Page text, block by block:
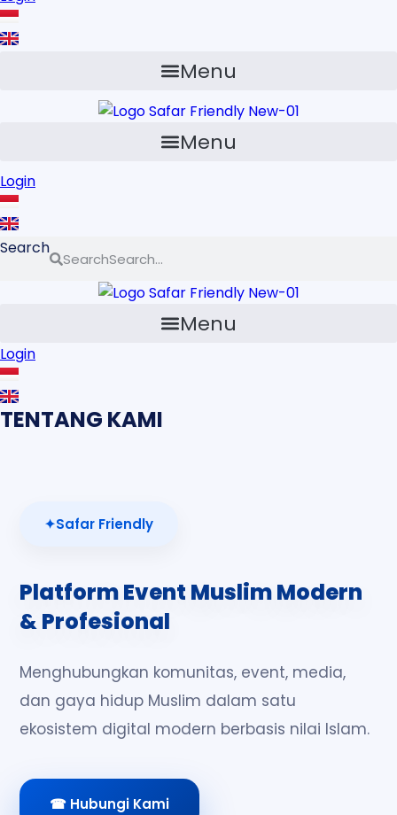
Menu
Menu
Login
Search
Search
Menu
Login
TENTANG KAMI
Safar Friendly
Platform Event Muslim Modern
& Profesional
Menghubungkan komunitas, event, media,
dan gaya hidup Muslim dalam satu
ekosistem digital modern berbasis nilai Islam.
☎ Hubungi Kami